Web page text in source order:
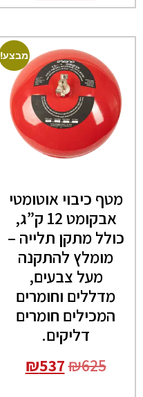
מבצע!
מטף כיבוי אוטומטי
אבקומט 12 ק”ג,
כולל מתקן תלייה –
מומלץ להתקנה
מעל צבעים,
מדללים וחומרים
המכילים חומרים
דליקים.
₪625
₪537